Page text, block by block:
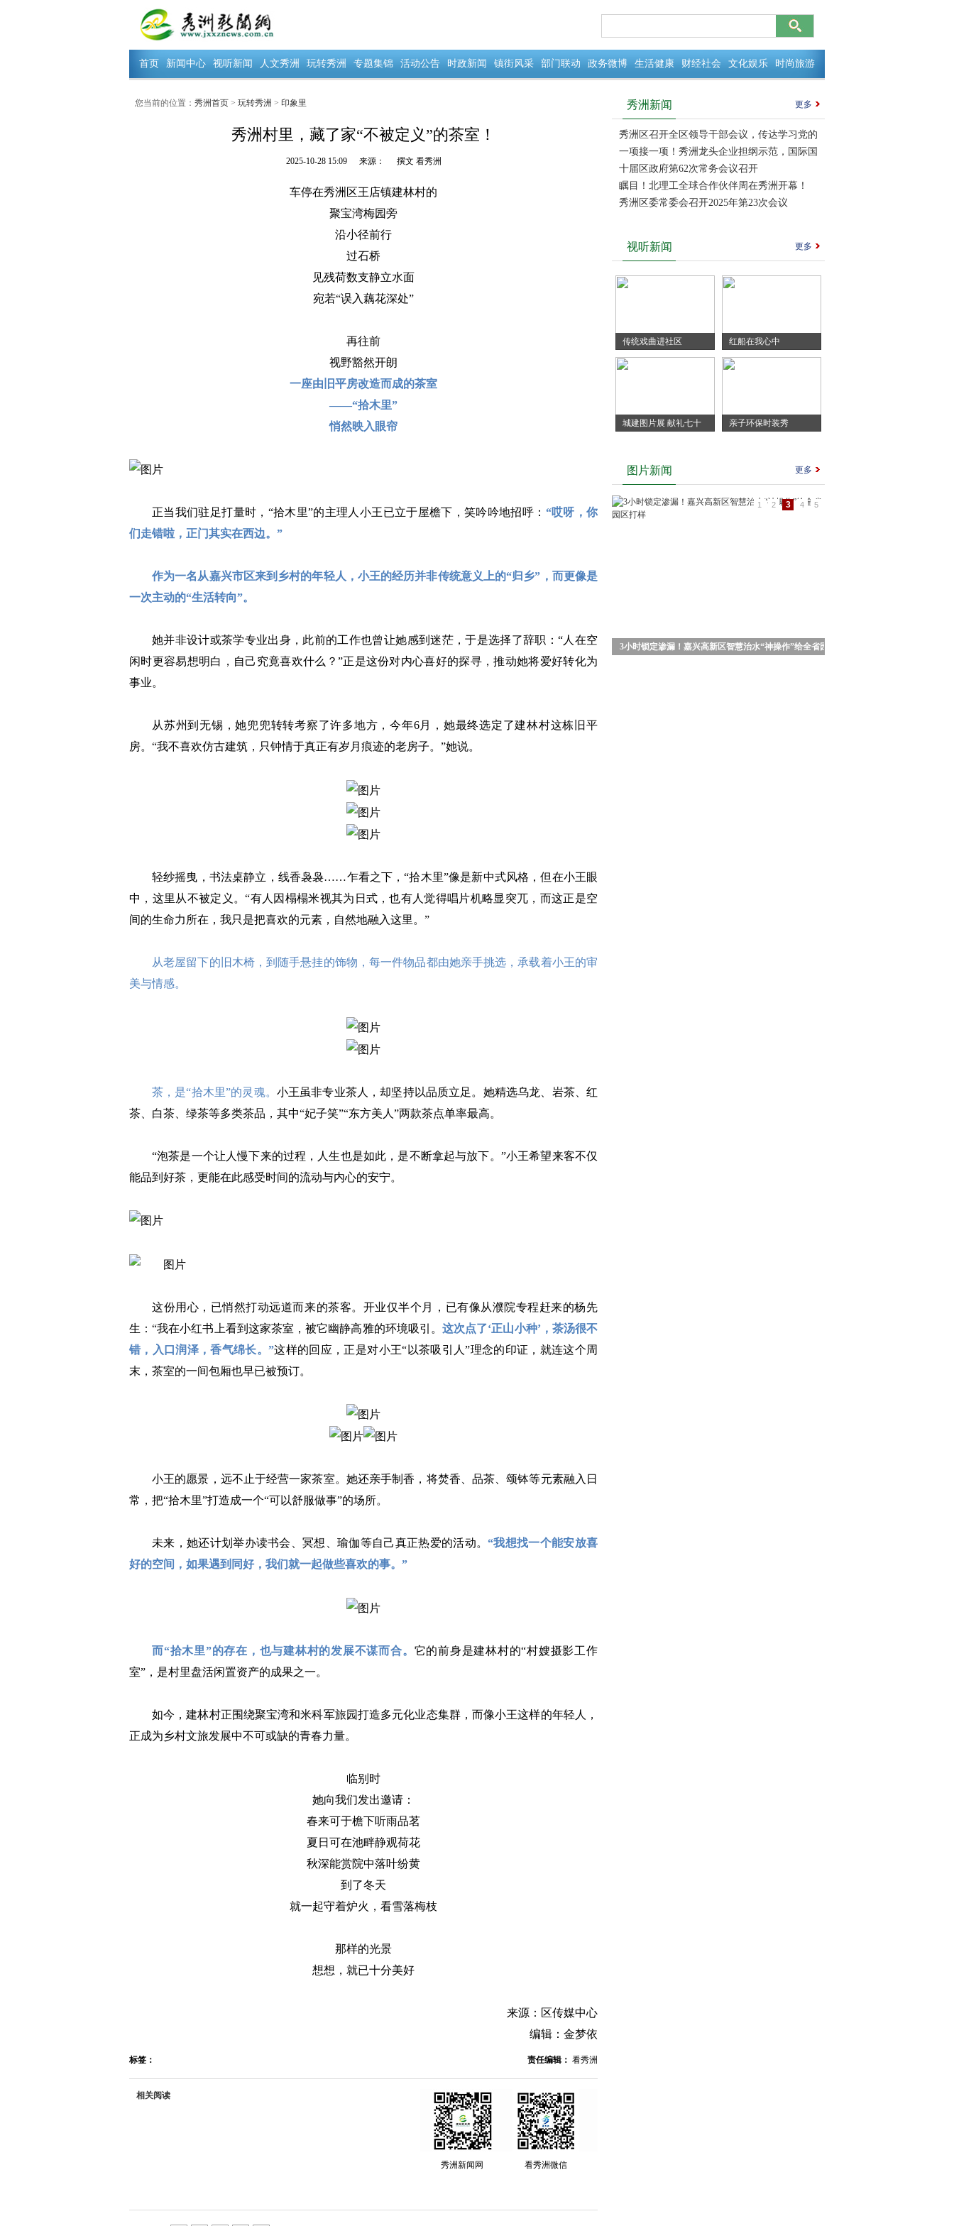
首页 新闻中心 视听新闻 人文秀洲 玩转秀洲 专题集锦 活动公告 时政新闻 镇街风采 部门联动 政务微博 生活健康 财经社会 文化娱乐 时尚旅游
您当前的位置： 秀洲首页 > 玩转秀洲 > 印象里
秀洲村里，藏了家“不被定义”的茶室！
2025-10-28 15:09 来源： 撰文 看秀洲
车停在秀洲区王店镇建林村的
聚宝湾梅园旁
沿小径前行
过石桥
见残荷数支静立水面
宛若“误入藕花深处”
再往前
视野豁然开朗
一座由旧平房改造而成的茶室
——“拾木里”
悄然映入眼帘
正当我们驻足打量时，“拾木里”的主理人小王已立于屋檐下，笑吟吟地招呼： “哎呀，你
们走错啦，正门其实在西边。”
作为一名从嘉兴市区来到乡村的年轻人，小王的经历并非传统意义上的“归乡”，而更像是
一次主动的“生活转向”。
她并非设计或茶学专业出身，此前的工作也曾让她感到迷茫，于是选择了辞职：“人在空
闲时更容易想明白，自己究竟喜欢什么？”正是这份对内心喜好的探寻，推动她将爱好转化为
事业。
从苏州到无锡，她兜兜转转考察了许多地方，今年6月，她最终选定了建林村这栋旧平
房。“我不喜欢仿古建筑，只钟情于真正有岁月痕迹的老房子。”她说。
轻纱摇曳，书法桌静立，线香袅袅……乍看之下，“拾木里”像是新中式风格，但在小王眼
中，这里从不被定义。“有人因榻榻米视其为日式，也有人觉得唱片机略显突兀，而这正是空
间的生命力所在，我只是把喜欢的元素，自然地融入这里。”
从老屋留下的旧木椅，到随手悬挂的饰物，每一件物品都由她亲手挑选，承载着小王的审
美与情感。
茶，是“拾木里”的灵魂。 小王虽非专业茶人，却坚持以品质立足。她精选乌龙、岩茶、红
茶、白茶、绿茶等多类茶品，其中“妃子笑”“东方美人”两款茶点单率最高。
“泡茶是一个让人慢下来的过程，人生也是如此，是不断拿起与放下。”小王希望来客不仅
能品到好茶，更能在此感受时间的流动与内心的安宁。
这份用心，已悄然打动远道而来的茶客。开业仅半个月，已有像从濮院专程赶来的杨先
生：“我在小红书上看到这家茶室，被它幽静高雅的环境吸引。 这次点了‘正山小种’，茶汤很不
错，入口润泽，香气绵长。”这样的回应，正是对小王“以茶吸引人”理念的印证，就连这个周
末，茶室的一间包厢也早已被预订。
小王的愿景，远不止于经营一家茶室。她还亲手制香，将焚香、品茶、颂钵等元素融入日
常，把“拾木里”打造成一个“可以舒服做事”的场所。
未来，她还计划举办读书会、冥想、瑜伽等自己真正热爱的活动。“我想找一个能安放喜
好的空间，如果遇到同好，我们就一起做些喜欢的事。”
而“拾木里”的存在，也与建林村的发展不谋而合。 它的前身是建林村的“村嫂摄影工作
室”，是村里盘活闲置资产的成果之一。
如今，建林村正围绕聚宝湾和米科军旅园打造多元化业态集群，而像小王这样的年轻人，
正成为乡村文旅发展中不可或缺的青春力量。
临别时
她向我们发出邀请：
春来可于檐下听雨品茗
夏日可在池畔静观荷花
秋深能赏院中落叶纷黄
到了冬天
就一起守着炉火，看雪落梅枝
那样的光景
想想，就已十分美好
来源：区传媒中心
编辑：金梦依
标签： 责任编辑： 看秀洲
秀洲新闻网 看秀洲微信
相关阅读
秀洲新闻 更多
秀洲区召开全区领导干部会议，传达学习党的
二十届四中全会精神
一项接一项！秀洲龙头企业担纲示范，国际国
内双向发力
十届区政府第62次常务会议召开
瞩目！北理工全球合作伙伴周在秀洲开幕！
秀洲区委常委会召开2025年第23次会议
视听新闻 更多
传统戏曲进社区 红船在我心中
城建图片展 献礼七十
亲子环保时装秀
图片新闻 更多
1 2 3 4 5
3小时锁定渗漏！嘉兴高新区智慧治水“神操作”给全省园区打样